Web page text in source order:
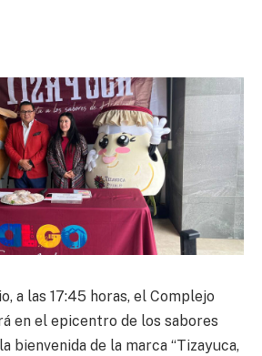
a las 17:45 horas, el Complejo
en el epicentro de los sabores
bienvenida de la marca “Tizayuca,